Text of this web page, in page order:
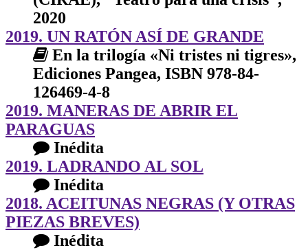
2020
2019. UN RATÓN ASÍ DE GRANDE
En la trilogía «Ni tristes ni tigres»,
Ediciones Pangea, ISBN 978-84-
126469-4-8
2019. MANERAS DE ABRIR EL
PARAGUAS
Inédita
2019. LADRANDO AL SOL
Inédita
2018. ACEITUNAS NEGRAS (Y OTRAS
PIEZAS BREVES)
Inédita